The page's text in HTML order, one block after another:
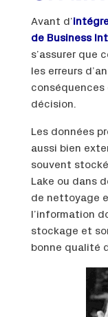
Avant d’
de Business
s’assurer que
les erreurs
conséquences
décision.
Les données
aussi bien
souvent
Lake ou dans
de nettoyage
l’information
stockage et
bonne qualité